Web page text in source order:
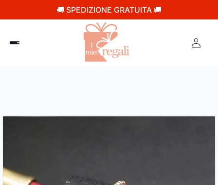
🚚 SPEDIZIONE GRATUITA 🚚